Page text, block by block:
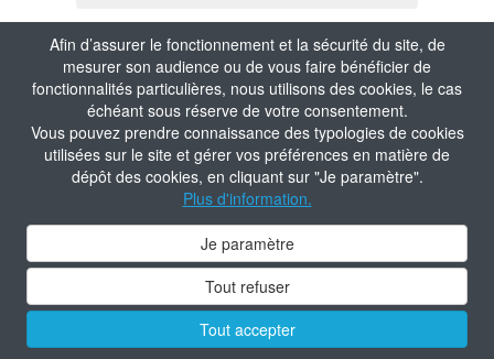
Afin d’assurer le fonctionnement et la sécurité du site, de
mesurer son audience ou de vous faire bénéficier de
fonctionnalités particulières, nous utilisons des cookies, le cas
échéant sous réserve de votre consentement.
Vous pouvez prendre connaissance des typologies de cookies
utilisées sur le site et gérer vos préférences en matière de
dépôt des cookies, en cliquant sur "Je paramètre".
Plus d'information.
Je paramètre
Tout refuser
Tout accepter